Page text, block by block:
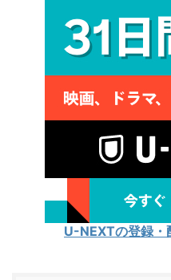
U-NEXTの登録・